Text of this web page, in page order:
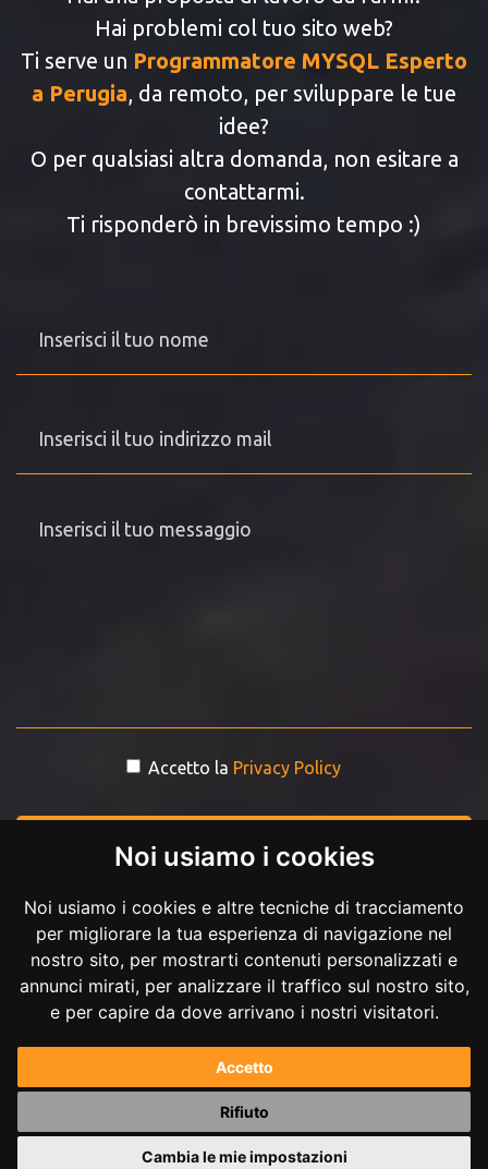
Noi usiamo i cookies
Noi usiamo i cookies e altre tecniche di tracciamento
per migliorare la tua esperienza di navigazione nel
nostro sito, per mostrarti contenuti personalizzati e
annunci mirati, per analizzare il traffico sul nostro sito,
e per capire da dove arrivano i nostri visitatori.
Accetto
Rifiuto
Cambia le mie impostazioni
Hai problemi col tuo sito web?
Ti serve un Programmatore MYSQL Esperto
a Perugia , da remoto, per sviluppare le tue
idee?
O per qualsiasi altra domanda, non esitare a
contattarmi.
Ti risponderò in brevissimo tempo :)
Accetto la Privacy Policy
INVIA MESSAGGIO
Copyright © 2017-2026 Andrea Ilici. Tutti i diritti riservati.
P.IVA 02711210027
Powered byAndrea Ilici
mappa del sito|gestisci cookie